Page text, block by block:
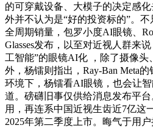
的可穿戴设备、大模子的决定感
外并不认为是“好的投资标的”。
全周期销量，包罗小度AI眼镜、
Glasses发布，以至对近视人群来
工智能”的眼镜AI化 ，除了摄像头
外，杨镭则指出，Ray-Ban Meta
环境下，杨镭看AI眼镜，也会让
道。磅礴旧事仅供给消息发布平
用，再连系中国近视生齿近7亿这
2025年第二季度上市。晦气于用